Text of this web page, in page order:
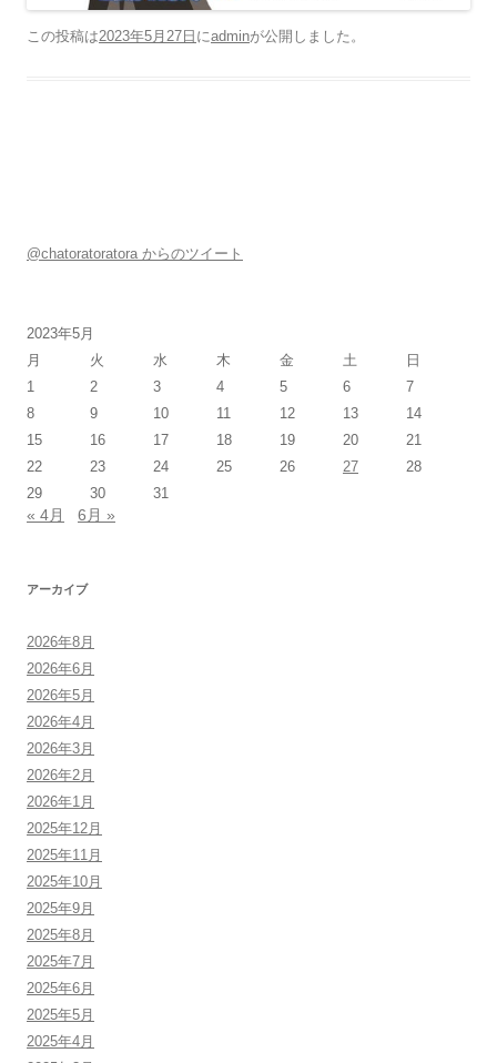
この投稿は2023年5月27日 にadminが公開しました 。
@chatoratoratora からのツイート
2023年5月
月
火 水 木 金 土
日
1
2 3 4 5 6
7
8
9 10 11 12 13
14
15
16 17 18 19 20
21
22
23 24 25 26 27
28
29
30 31
« 4月 6月 »
アーカイブ
2026年8月
2026年6月
2026年5月
2026年4月
2026年3月
2026年2月
2026年1月
2025年12月
2025年11月
2025年10月
2025年9月
2025年8月
2025年7月
2025年6月
2025年5月
2025年4月